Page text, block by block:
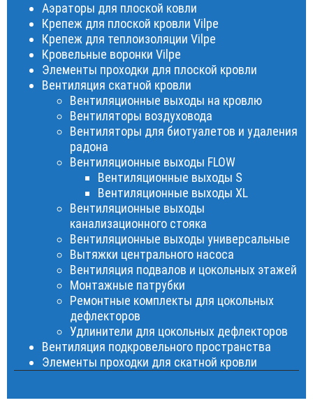
Аэраторы для плоской ковли
Крепеж для плоской кровли Vilpe
Крепеж для теплоизоляции Vilpe
Кровельные воронки Vilpe
Элементы проходки для плоской кровли
Вентиляция скатной кровли
Вентиляционные выходы на кровлю
Вентиляторы воздуховода
Вентиляторы для биотуалетов и удаления
радона
Вентиляционные выходы FLOW
Вентиляционные выходы S
Вентиляционные выходы XL
Вентиляционные выходы
канализационного стояка
Вентиляционные выходы универсальные
Вытяжки центрального насоса
Вентиляция подвалов и цокольных этажей
Монтажные патрубки
Ремонтные комплекты для цокольных
дефлекторов
Удлинители для цокольных дефлекторов
Вентиляция подкровельного пространства
Элементы проходки для скатной кровли